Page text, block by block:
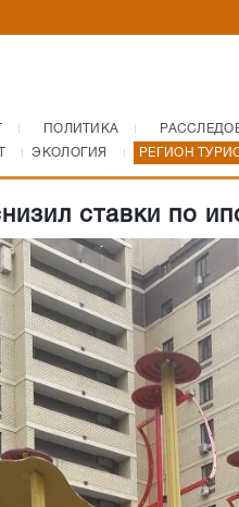
ПОЛИТИКА
ЭКОЛОГИЯ РЕГИОН
ставки по